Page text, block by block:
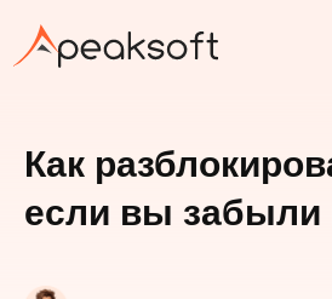
Как
если вы забыли